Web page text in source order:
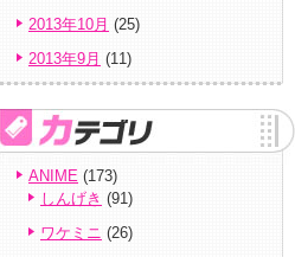
2013年10月 (25)
2013年9月 (11)
ANIME (173)
しんげき (91)
ワケミニ (26)